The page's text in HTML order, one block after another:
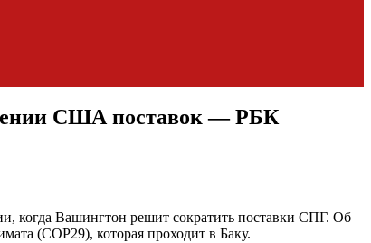
США поставок — РБК
когда Вашингтон решит сократить поставки СПГ. Об
(COP29), которая проходит в Баку.